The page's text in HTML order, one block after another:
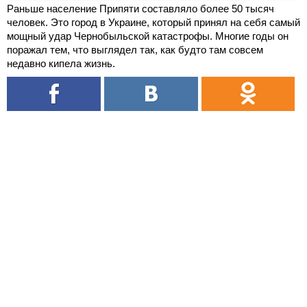
Раньше население Припяти составляло более 50 тысяч
человек. Это город в Украине, который принял на себя самый
мощный удар Чернобыльской катастрофы. Многие годы он
поражал тем, что выглядел так, как будто там совсем
недавно кипела жизнь.